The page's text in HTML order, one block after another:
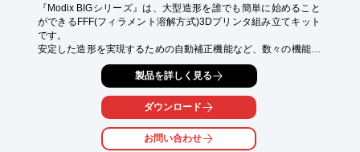
『Modix BIGシリーズ』は、大型造形を誰でも簡単に始めること
ができるFFF(フィラメント溶解方式)3Dプリンタ組み立てキット
です。
安定した造形を実現するための自動補正機能など、数々の機能を
揃えています。
■水平出しを自動で補正
テーブルの水平度はモデルの品質を左右するため、水平出し作業
は重要な工程になります。
「Modix BIGシリーズ」は完全自動で設定することができ、造形
製品を詳しく見る
ダウンロード
お問い合わせ